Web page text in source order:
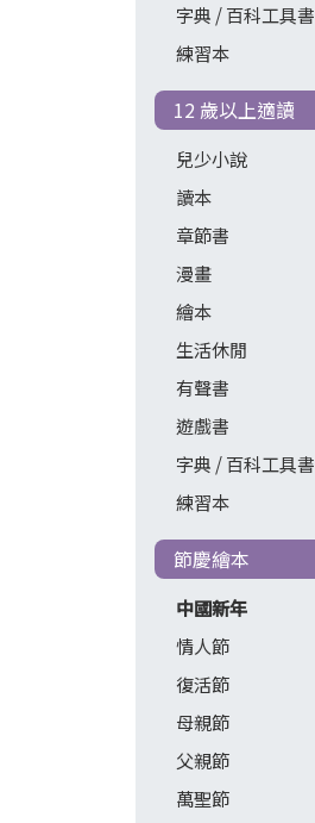
字典 / 百科工具書
練習本
12 歲以上適讀
兒少小說
讀本
章節書
漫畫
繪本
生活休閒
有聲書
遊戲書
字典 / 百科工具書
練習本
節慶繪本
中國新年
情人節
復活節
母親節
父親節
萬聖節